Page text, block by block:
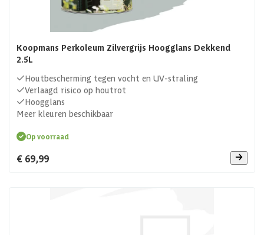
Koopmans Perkoleum Zilvergrijs Hoogglans Dekkend
2.5L
Houtbescherming tegen vocht en UV-straling
Verlaagd risico op houtrot
Hoogglans
Meer kleuren beschikbaar
Op voorraad
€ 69,99